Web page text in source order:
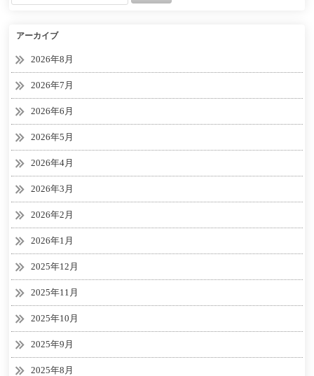
アーカイブ
2026年8月
2026年7月
2026年6月
2026年5月
2026年4月
2026年3月
2026年2月
2026年1月
2025年12月
2025年11月
2025年10月
2025年9月
2025年8月